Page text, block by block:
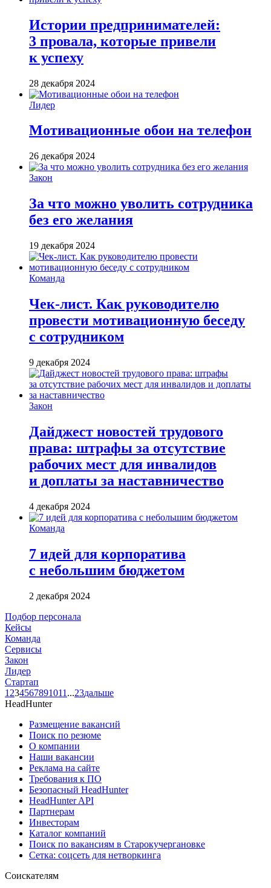
Истории предпринимателей:
3 провала, которые привели
к успеху
28 декабря 2024
Лидер
Мотивационные обои на телефон
26 декабря 2024
Закон
За что можно уволить сотрудника
без его желания
19 декабря 2024
Команда
Чек-лист. Как руководителю
провести мотивационную беседу
с сотрудником
9 декабря 2024
Закон
Дайджест новостей трудового
права: штрафы за отсутствие
рабочих мест для инвалидов
и доплаты за наставничество
4 декабря 2024
Команда
7 идей для корпоратива
с небольшим бюджетом
2 декабря 2024
Подбор персонала
Кейсы
Команда
Сервисы
Закон
Лидер
Стартап
1 234567891011 ...23дальше
HeadHunter
Размещение вакансий
Поиск по резюме
О компании
Наши вакансии
Реклама на сайте
Требования к ПО
Безопасный HeadHunter
HeadHunter API
Партнерам
Инвесторам
Каталог компаний
Поиск по вакансиям в Старокучергановке
Сетка: соцсеть для нетворкинга
Соискателям